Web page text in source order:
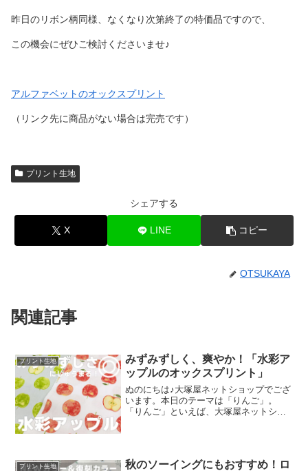
昨日のリボン柄同様、なくなり次第終了の特価品ですので、
この機会にぜひご検討くださいませ♪
アルファベットのオックスプリント
（リンク先に商品がない場合は完売です）
プリント生地
シェアする
X LINE コピー
OTSUKAYA
関連記事
プリント生地
みずみずしく、爽やか！「水彩ア
ップルのオックスプリント」
ぬのにちは♪大塚屋ネットショップでござ
います。本日のテーマは「りんご」。
「りんご」といえば、大塚屋ネットショ
プリント生地
秋のソーイングにもおすすめ！ロ